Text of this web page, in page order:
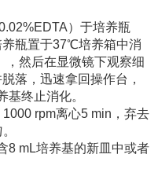
）于培养瓶
瓶置于37℃培养箱中消
，然后在显微镜下观察细
落，迅速拿回操作台，
基终止消化。
rpm离心5 min，弃去
匀。
8 mL培养基的新皿中或者